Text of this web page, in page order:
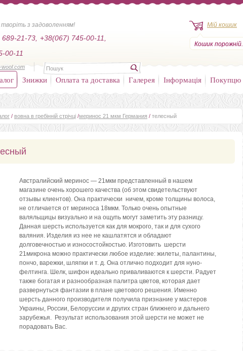
з задоволенням!
21-73,
+38(067) 745-00-11,
00-11
wool.com
Мій кошик
Кошик порожній.
Знижки Оплата та доставка Галерея Інформація Покупцю
/ вовна в гребінній стрічці /меринос 21 мкм Германия / телесный
Австралийский меринос — 21мкм представленный в нашем
магазине очень хорошего качества (об этом свидетельствуют
отзывы клиентов). Она практически ничем, кроме толщины волоса,
не отличается от мериноса 18мкм. Только очень опытные
валяльщицы визуально и на ощупь могут заметить эту разницу.
Данная шерсть используется как для мокрого, так и для сухого
валяния. Изделия из нее не кашлатятся и обладают
долговечностью и износостойкостью. Изготовить шерсти
21микрона можно практически любое изделие: жилеты, палантины,
пончо, варежки, шляпки и т. д. Она отлично подходит для нуно-
фелтинга. Шелк, шифон идеально приваливаются к шерсти. Радует
также богатая и разнообразная палитра цветов, которая дает
развернуться фантазии в плане цветового решения. Именно
шерсть данного производителя получила признание у мастеров
Украины, России, Белоруссии и других стран ближнего и дальнего
зарубежья. Результат использования этой шерсти не может не
порадовать Вас.